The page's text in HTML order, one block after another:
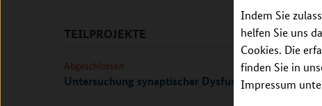
Indem Sie
helfen Sie uns
Cookies. Die
finden Sie in
Impressum
TEILPROJEKTE
Abgeschlossen
Untersuchung synaptischer Dysfunktion als